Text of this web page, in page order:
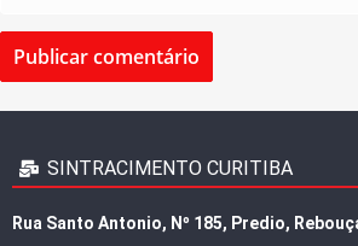
SINTRACIMENTO CURITIBA
Rua Santo Antonio, Nº 185, Predio,